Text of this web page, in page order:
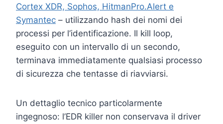
Cortex XDR, Sophos, HitmanPro.Alert e
Symantec – utilizzando hash dei nomi dei
processi per l’identificazione. Il kill loop,
eseguito con un intervallo di un secondo,
terminava immediatamente qualsiasi processo
di sicurezza che tentasse di riavviarsi.
Un dettaglio tecnico particolarmente
ingegnoso: l’EDR killer non conservava il driver